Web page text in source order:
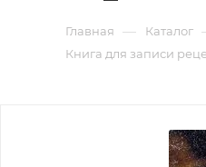
Главная — Каталог
Книга для записи